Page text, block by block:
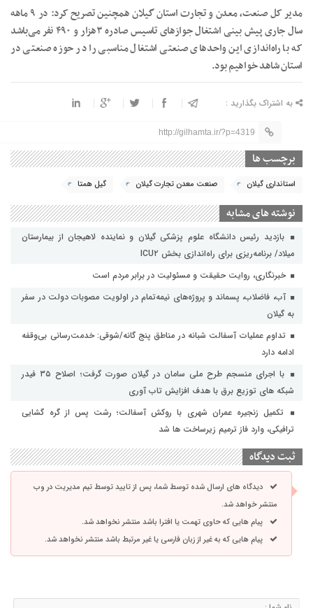
مدیر کل صنعت، معدن و تجارت استان گیلان همچنین تصریح کرد: در ۹ ماهه
سال جاری پیش بینی اشتغال جوازهای تاسیس صادره ۳هزار و ۴۹۰ نفر می‌باشد
که با راه‌اندازی این واحدهای صنعتی اشتغال مناسبی را در حوزه صنعتی در
استان شاهد خواهیم بود.
به اشتراک بگذارید :
http://gilhamta.ir/?p=4319
برچسب ها
استانداری گیلان صنعت معدن تجارت گیلان گیل همتا
نوشته های مشابه
بازدید رئیس دانشگاه علوم پزشکی گیلان و نماینده لاهیجان از بیمارستان
میلاد/ برنامه‌ریزی برای راه‌اندازی بخش ICU۲
خبرنگاری، روایت حقیقت و مسئولیت‌ در برابر مردم است
آب، فاضلاب، پسماند و پروژه‌های نیمه‌تمام در اولویت مصوبات دولت در سفر
به گیلان
تداوم عملیات آسفالت‌ شبانه در مناطق پنج گانه/شوقی: خدمت‌رسانی بی‌وقفه
ادامه دارد
با اجرای منسجم طرح ملی سامان در گیلان صورت گرفت؛ اصلاح ۳۵ فیدر
شبکه های توزیع برق با هدف افزایش تاب آوری
تکمیل زنجیره عمران شهری با روکش آسفالت؛ رشت پس از گره گشایی
ترافیکی، وارد فاز ترمیم زیرساخت ها شد
ثبت دیدگاه
دیدگاه های ارسال شده توسط شما، پس از تایید توسط تیم مدیریت در وب
منتشر خواهد شد.
پیام هایی که حاوی تهمت یا افترا باشد منتشر نخواهد شد.
پیام هایی که به غیر از زبان فارسی یا غیر مرتبط باشد منتشر نخواهد شد.